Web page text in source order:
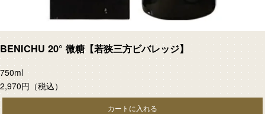
BENICHU 20° 微糖【若狭三方ビバレッジ】
750ml
2,970円 （税込）
カートに入れる